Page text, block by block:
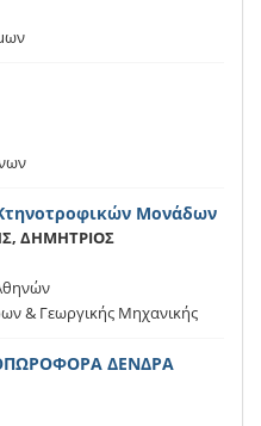
Μονάδων
ΔΗΜΗΤΡΙΟΣ
& Γεωργικής Μηχανικής
ΔΕΝΔΡΑ